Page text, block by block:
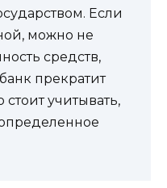
Если
можно не
средств,
прекратит
учитывать,